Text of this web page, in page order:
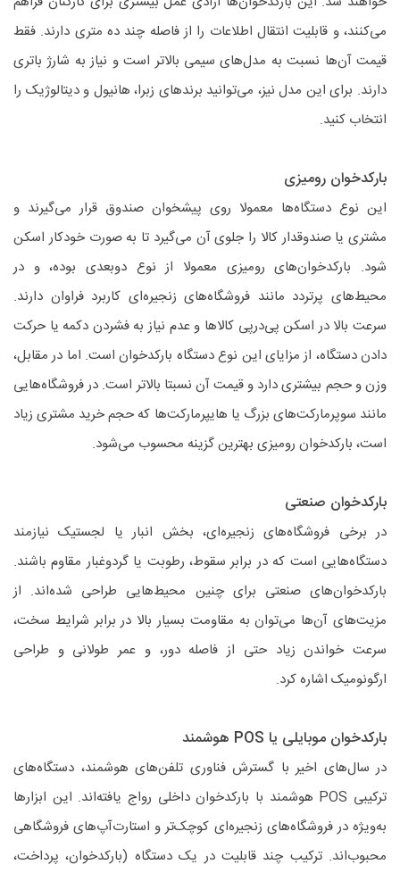
می‌کنند، و قابلیت انتقال اطلاعات را از فاصله چند ده متری دارند. فقط
قیمت آن‌ها نسبت به مدل‌های سیمی بالاتر است و نیاز به شارژ باتری
دارند. برای این مدل نیز، می‌توانید برندهای زبرا، هانیول و دیتالوژیک را
انتخاب کنید.
بارکدخوان رومیزی
این نوع دستگاه‌ها معمولا روی پیشخوان صندوق قرار می‌گیرند و
مشتری یا صندوقدار کالا را جلوی آن می‌گیرد تا به صورت خودکار اسکن
شود. بارکدخوان‌‌های رومیزی معمولا از نوع دوبعدی بوده، و در
محیط‌های پرتردد مانند فروشگاه‌های زنجیره‌ای کاربرد فراوان دارند.
سرعت بالا در اسکن پی‌درپی کالاها و عدم نیاز به فشردن دکمه یا حرکت
دادن دستگاه، از مزایای این نوع دستگاه بارکدخوان است. اما در مقابل،
وزن و حجم بیشتری دارد و قیمت آن نسبتا بالاتر است. در فروشگاه‌هایی
مانند سوپرمارکت‌های بزرگ یا هایپرمارکت‌ها که حجم خرید مشتری زیاد
است، بارکدخوان رومیزی بهترین گزینه محسوب می‌شود.
بارکدخوان صنعتی
در برخی فروشگاه‌های زنجیره‌ای، بخش انبار یا لجستیک نیازمند
دستگاه‌هایی است که در برابر سقوط، رطوبت یا گردوغبار مقاوم باشند.
بارکدخوان‌های صنعتی برای چنین محیط‌هایی طراحی شده‌اند. از
مزیت‌های آن‌ها می‌توان به مقاومت بسیار بالا در برابر شرایط سخت،
سرعت خواندن زیاد حتی از فاصله دور، و عمر طولانی و طراحی
ارگونومیک اشاره کرد.
بارکدخوان موبایلی یا POS هوشمند
در سال‌های اخیر با گسترش فناوری تلفن‌های هوشمند، دستگاه‌های
ترکیبی POS هوشمند با بارکدخوان داخلی رواج یافته‌اند. این ابزارها
به‌ویژه در فروشگاه‌های زنجیره‌ای کوچک‌تر و استارت‌آپ‌های فروشگاهی
محبوب‌اند. ترکیب چند قابلیت در یک دستگاه (بارکدخوان، پرداخت،